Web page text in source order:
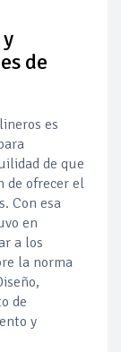
de
gasolineras: se
por posible
internacional
de
es
de que
de ofrecer el
Con esa
en
a los
la norma
de
y